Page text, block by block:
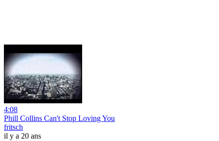
4:08
Phill Collins Can't Stop Loving You
fritsch
il y a 20 ans